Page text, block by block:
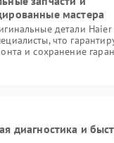
мастера
детали
что
и сохранение
диагностика и